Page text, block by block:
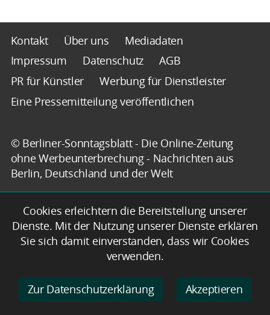
Kontakt Über uns
Mediadaten
Impressum
Datenschutz
AGB
PR für Künstler
Werbung für Dienstleister
Eine Pressemitteilung veröffentlichen
© Berliner-Sonntagsblatt - Die Online-Zeitung
ohne Werbeunterbrechung - Nachrichten aus
Berlin, Deutschland und der Welt
Cookies erleichtern die Bereitstellung unserer
Dienste. Mit der Nutzung unserer Dienste erklären
Sie sich damit einverstanden, dass wir Cookies
verwenden.
Zur Datenschutzerklärung Akzeptieren